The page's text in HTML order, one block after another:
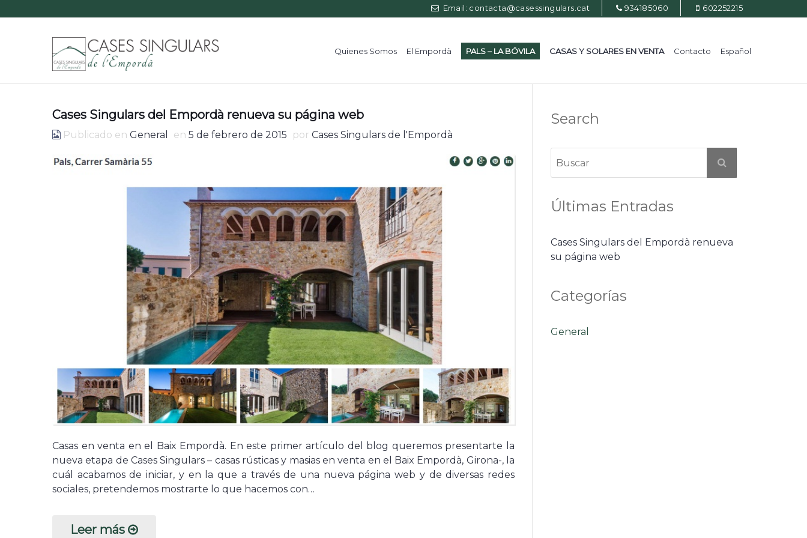
Email: contacta@casessingulars.cat 934185060 602252215
Quienes Somos El Empordà PALS – LA BÓVILA CASAS Y SOLARES EN VENTA Contacto Español
Cases Singulars del Empordà renueva su página web
Publicado en General en 5 de febrero de 2015 por Cases Singulars de l'Empordà
Casas en venta en el Baix Empordà. En este primer artículo del blog queremos presentarte la
nueva etapa de Cases Singulars – casas rústicas y masias en venta en el Baix Empordà, Girona-, la
cuál acabamos de iniciar, y en la que a través de una nueva página web y de diversas redes
sociales, pretendemos mostrarte lo que hacemos con…
Leer más
Search
Últimas Entradas
Cases Singulars del Empordà renueva
su página web
Categorías
General